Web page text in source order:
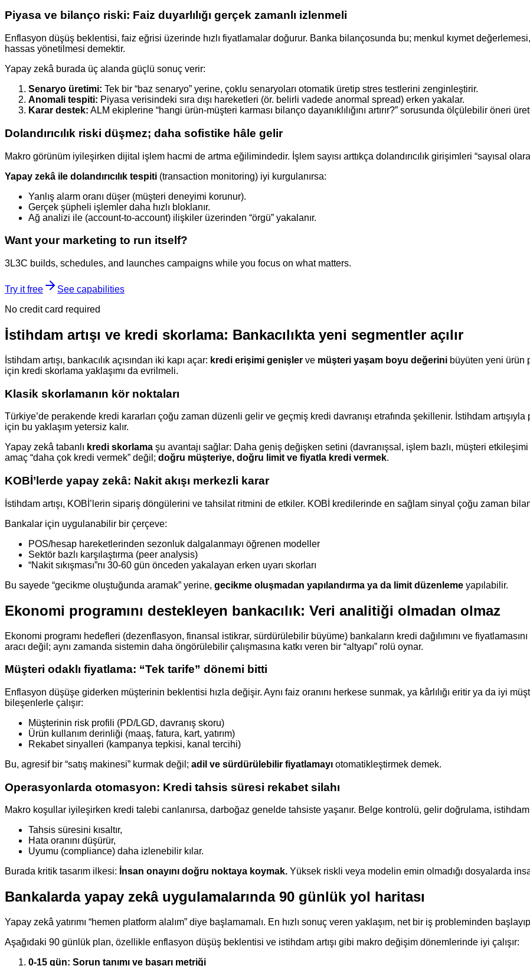
Piyasa ve bilanço riski: Faiz duyarlılığı gerçek zamanlı izlenmeli
Enflasyon düşüş beklentisi, faiz eğrisi üzerinde hızlı fiyatlamalar doğurur. Banka bilançosunda bu; menkul kıymet
hassas yönetilmesi demektir.
Yapay zekâ burada üç alanda güçlü sonuç verir:
Senaryo üretimi: Tek bir “baz senaryo” yerine, çoklu senaryoları otomatik üretip stres testlerini zenginleştirir.
Anomali tespiti: Piyasa verisindeki sıra dışı hareketleri (ör. belirli vadede anormal spread) erken yakalar.
Karar destek: ALM ekiplerine “hangi ürün-müşteri karması bilanço dayanıklılığını artırır?” sorusunda ölçülebilir öneri
Dolandırıcılık riski düşmez; daha sofistike hâle gelir
Makro görünüm iyileşirken dijital işlem hacmi de artma eğilimindedir. İşlem sayısı arttıkça dolandırıcılık girişimleri “sayısal
Yapay zekâ ile dolandırıcılık tespiti (transaction monitoring) iyi kurgulanırsa:
Yanlış alarm oranı düşer (müşteri deneyimi korunur).
Gerçek şüpheli işlemler daha hızlı bloklanır.
Ağ analizi ile (account-to-account) ilişkiler üzerinden “örgü” yakalanır.
Want your marketing to run itself?
3L3C builds, schedules, and launches campaigns while you focus on what matters.
Try it free
See capabilities
No credit card required
İstihdam artışı ve kredi skorlama: Bankacılıkta yeni segmentler açılır
İstihdam artışı, bankacılık açısından iki kapı açar: kredi erişimi genişler ve müşteri yaşam boyu değerini büyüten yeni ürün
için kredi skorlama yaklaşımı da evrilmeli.
Klasik skorlamanın kör noktaları
Türkiye’de perakende kredi kararları çoğu zaman düzenli gelir ve geçmiş kredi davranışı etrafında şekillenir. İstihdam
için bu yaklaşım yetersiz kalır.
Yapay zekâ tabanlı kredi skorlama şu avantajı sağlar: Daha geniş değişken setini (davranışsal, işlem bazlı, müşteri
amaç “daha çok kredi vermek” değil; doğru müşteriye, doğru limit ve fiyatla kredi vermek.
KOBİ’lerde yapay zekâ: Nakit akışı merkezli karar
İstihdam artışı, KOBİ’lerin sipariş döngülerini ve tahsilat ritmini de etkiler. KOBİ kredilerinde en sağlam sinyal çoğu zaman
Bankalar için uygulanabilir bir çerçeve:
POS/hesap hareketlerinden sezonluk dalgalanmayı öğrenen modeller
Sektör bazlı karşılaştırma (peer analysis)
“Nakit sıkışması”nı 30-60 gün önceden yakalayan erken uyarı skorları
Bu sayede “gecikme oluştuğunda aramak” yerine, gecikme oluşmadan yapılandırma ya da limit düzenleme yapılabilir.
Ekonomi programını destekleyen bankacılık: Veri analitiği olmadan olmaz
Ekonomi programı hedefleri (dezenflasyon, finansal istikrar, sürdürülebilir büyüme) bankaların kredi dağılımını ve
aracı değil; aynı zamanda sistemin daha öngörülebilir çalışmasına katkı veren bir “altyapı” rolü oynar.
Müşteri odaklı fiyatlama: “Tek tarife” dönemi bitti
Enflasyon düşüşe giderken müşterinin beklentisi hızla değişir. Aynı faiz oranını herkese sunmak, ya kârlılığı eritir ya da iyi
bileşenlerle çalışır:
Müşterinin risk profili (PD/LGD, davranış skoru)
Ürün kullanım derinliği (maaş, fatura, kart, yatırım)
Rekabet sinyalleri (kampanya tepkisi, kanal tercihi)
Bu, agresif bir “satış makinesi” kurmak değil; adil ve sürdürülebilir fiyatlamayı otomatikleştirmek demek.
Operasyonlarda otomasyon: Kredi tahsis süresi rekabet silahı
Makro koşullar iyileşirken kredi talebi canlanırsa, darboğaz genelde tahsiste yaşanır. Belge kontrolü, gelir doğrulama,
Tahsis süresini kısaltır,
Hata oranını düşürür,
Uyumu (compliance) daha izlenebilir kılar.
Burada kritik tasarım ilkesi: İnsan onayını doğru noktaya koymak. Yüksek riskli veya modelin emin olmadığı dosyalarda
Bankalarda yapay zekâ uygulamalarında 90 günlük yol haritası
Yapay zekâ yatırımı “hemen platform alalım” diye başlamamalı. En hızlı sonuç veren yaklaşım, net bir iş probleminden
Aşağıdaki 90 günlük plan, özellikle enflasyon düşüş beklentisi ve istihdam artışı gibi makro değişim dönemlerinde iyi çalışır:
0-15 gün: Sorun tanımı ve başarı metriği